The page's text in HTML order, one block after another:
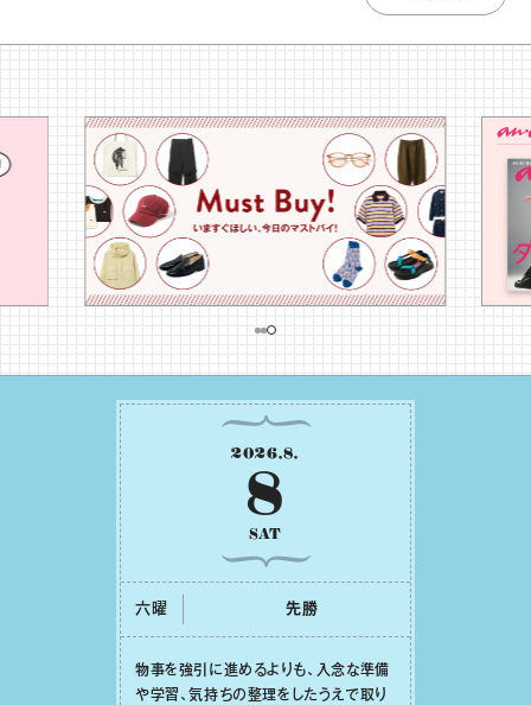
2026.8.
8
SAT
六曜 先勝
物事を強引に進めるよりも、⼊念な準備
や学習、気持ちの整理をしたうえで取り